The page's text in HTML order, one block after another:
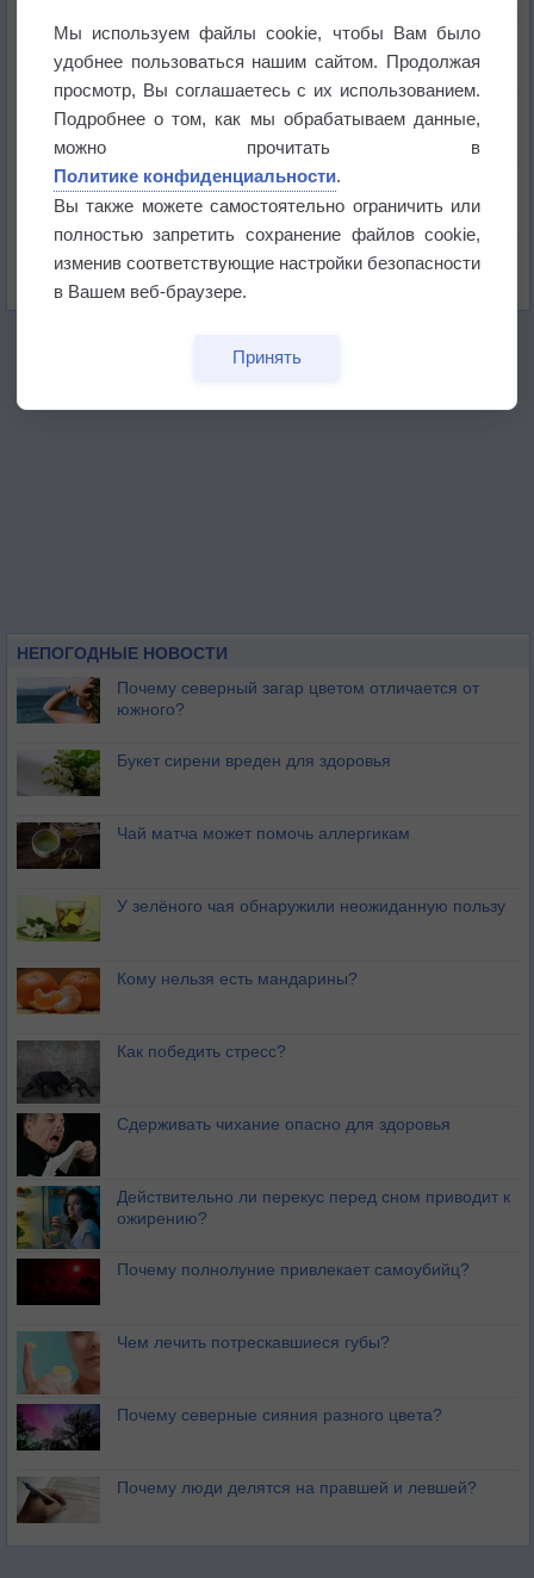
Европейские столицы бьют рекорды жары
Впервые за 155 лет в Лондоне в течение месяца
не выпадал дождь
Лето продолжит щедро раздавать своё тепло!
НЕПОГОДНЫЕ НОВОСТИ
Почему северный загар цветом отличается от
южного?
Букет сирени вреден для здоровья
Чай матча может помочь аллергикам
У зелёного чая обнаружили неожиданную пользу
Кому нельзя есть мандарины?
Как победить стресс?
Сдерживать чихание опасно для здоровья
Действительно ли перекус перед сном приводит к
ожирению?
Почему полнолуние привлекает самоубийц?
Чем лечить потрескавшиеся губы?
Почему северные сияния разного цвета?
Почему люди делятся на правшей и левшей?
Мы используем файлы cookie, чтобы Вам было
удобнее пользоваться нашим сайтом. Продолжая
просмотр, Вы соглашаетесь с их использованием.
Подробнее о том, как мы обрабатываем данные,
можно прочитать в
Политике конфиденциальности.
Вы также можете самостоятельно ограничить или
полностью запретить сохранение файлов cookie,
изменив соответствующие настройки безопасности
в Вашем веб-браузере.
Принять